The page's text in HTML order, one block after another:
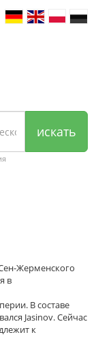
искать
Жерменского
в
В составе
Jasinov. Сейчас
к